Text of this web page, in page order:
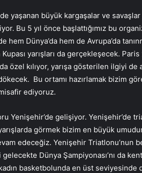
yaşanan büyük kargaşalar ve
Bu 5 yıl önce başlattığımız bu
hem Dünya’da hem de Avrupa’da
yarışları da gerçekleşecek.
da özel kılıyor, yarışa gösterilen ilgiyi
Bu ortamı hazırlamak bizim
ediyoruz.
Yenişehir’de gelişiyor.
görmek bizim en büyük
edeceğiz. Yenişehir Triatlonu’nun
Dünya Şampiyonası’nı da
kadın basketbolunda en üst